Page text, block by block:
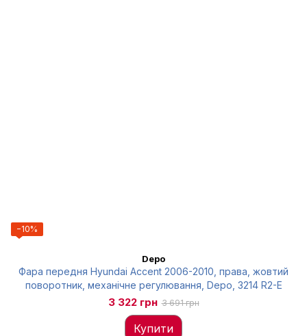
−10%
Depo
Фара передня Hyundai Accent 2006-2010, права, жовтий
поворотник, механічне регулювання, Depo, 3214 R2-E
3 322 грн 3 691 грн
Купити